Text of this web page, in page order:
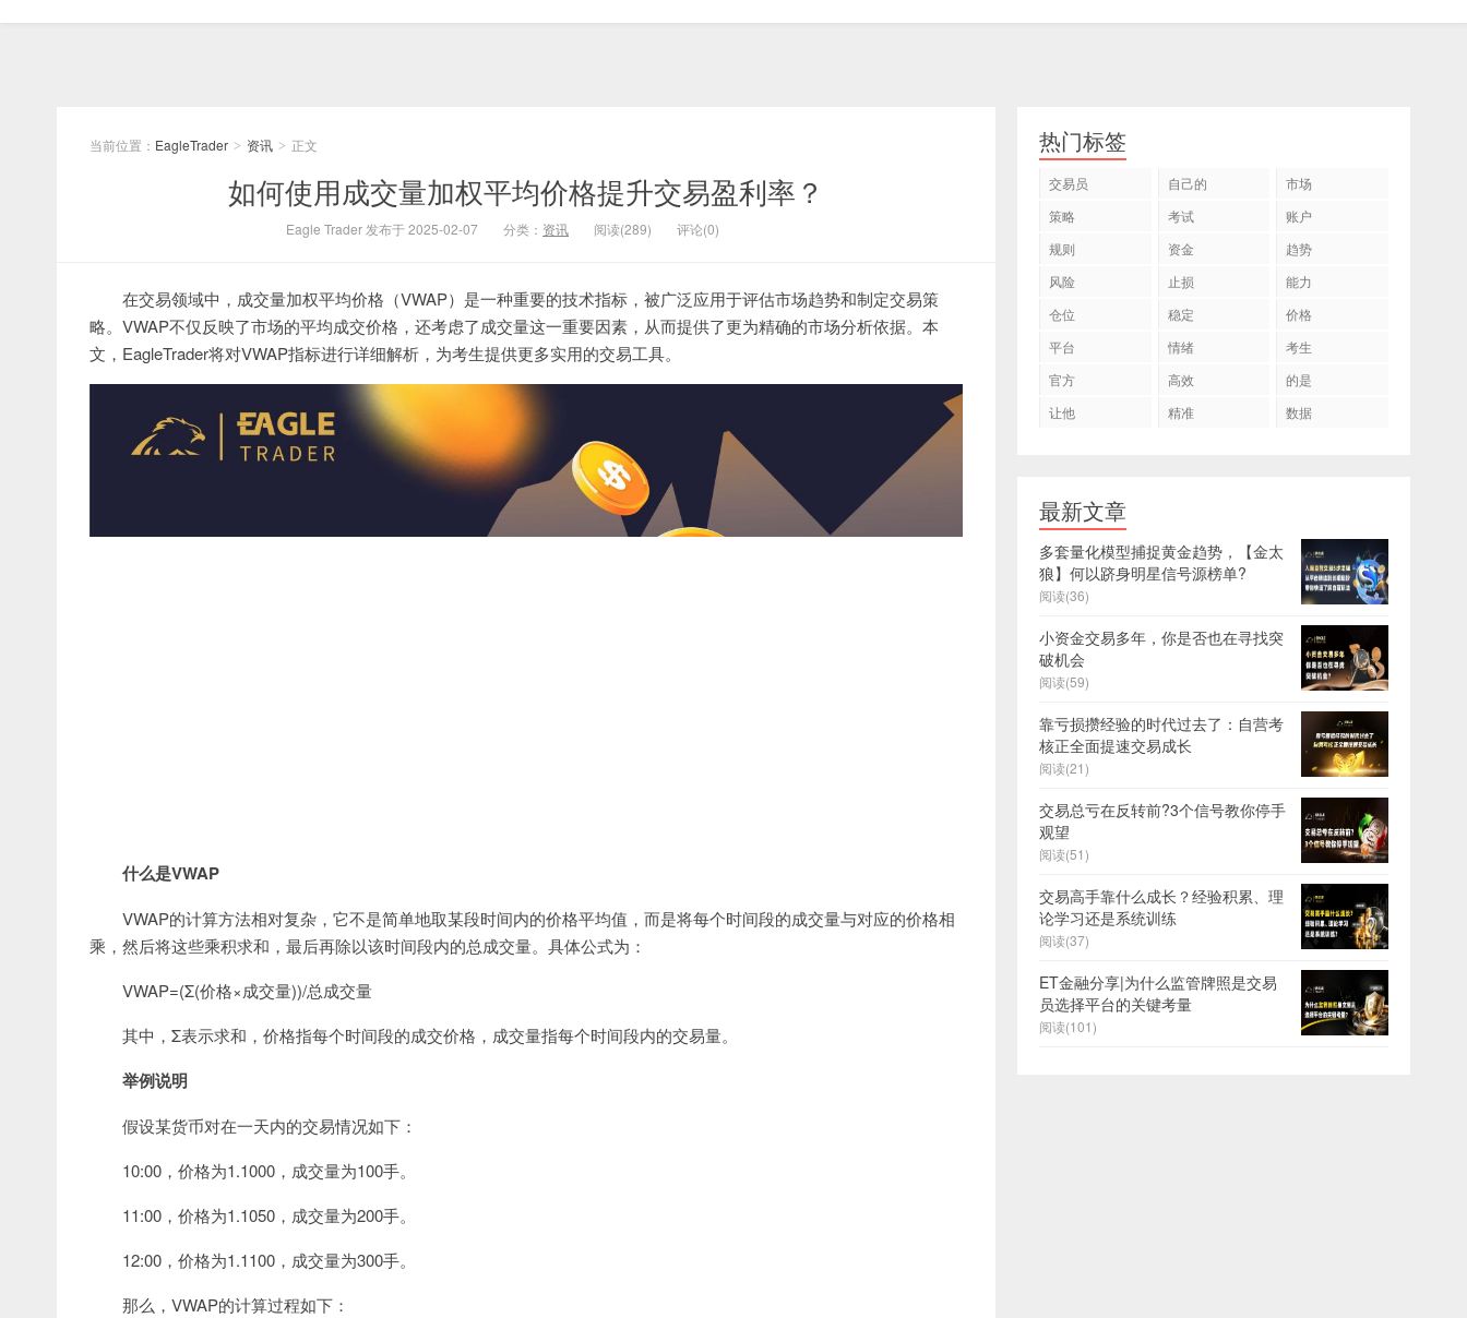
当前位置： EagleTrader > 资讯 > 正文
如何使用成交量加权平均价格提升交易盈利率？
Eagle Trader 发布于 2025-02-07 分类： 资讯 阅读(289) 评论(0)
在交易领域中，成交量加权平均价格（VWAP）是一种重要的技术指标，被广泛应用于评估市场趋势和制定交易策
略。VWAP不仅反映了市场的平均成交价格，还考虑了成交量这一重要因素，从而提供了更为精确的市场分析依据。本
文，EagleTrader将对VWAP指标进行详细解析，为考生提供更多实用的交易工具。
什么是VWAP
VWAP的计算方法相对复杂，它不是简单地取某段时间内的价格平均值，而是将每个时间段的成交量与对应的价格相
乘，然后将这些乘积求和，最后再除以该时间段内的总成交量。具体公式为：
VWAP=(Σ(价格×成交量))/总成交量
其中，Σ表示求和，价格指每个时间段的成交价格，成交量指每个时间段内的交易量。
举例说明
假设某货币对在一天内的交易情况如下：
10:00，价格为1.1000，成交量为100手。
11:00，价格为1.1050，成交量为200手。
12:00，价格为1.1100，成交量为300手。
那么，VWAP的计算过程如下：
热门标签
交易员 自己的
市场
策略
考试
账户
规则
资金
趋势
风险
止损
能力
仓位
稳定
价格
平台
情绪
考生
官方
高效
的是
让他
精准 数据
最新文章
多套量化模型捕捉黄金趋势，【金太
狼】何以跻身明星信号源榜单?
阅读(36)
小资金交易多年，你是否也在寻找突
破机会
阅读(59)
靠亏损攒经验的时代过去了：自营考
核正全面提速交易成长
阅读(21)
交易总亏在反转前?3个信号教你停手
观望
阅读(51)
交易高手靠什么成长？经验积累、理
论学习还是系统训练
阅读(37)
ET金融分享|为什么监管牌照是交易
员选择平台的关键考量
阅读(101)